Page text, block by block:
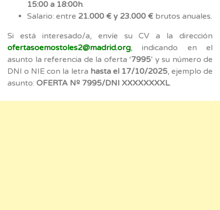
15:00 a 18:00h.
Salario: entre 21.000 € y 23.000 € brutos anuales.
Si está interesado/a, envíe su CV a la dirección
ofertasoemostoles2@madrid.org, indicando en el
asunto la referencia de la oferta ‘7995’ y su número de
DNI o NIE con la letra hasta el 17/10/2025, ejemplo de
asunto: OFERTA Nº 7995/DNI XXXXXXXXL.